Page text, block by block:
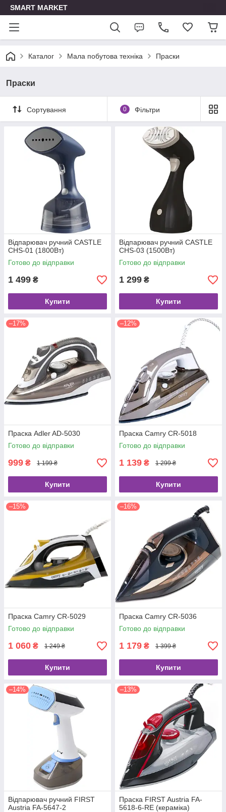
SMART MARKET
Каталог Мала побутова техніка Праски
Праски
Сортування 0 Фільтри
Відпарювач ручний CASTLE
CHS-01 (1800Вт)
Готово до відправки
1 499 ₴
Купити
Відпарювач ручний CASTLE
CHS-03 (1500Вт)
Готово до відправки
1 299 ₴
Купити
–17%
Праска Adler AD-5030
Готово до відправки
999 ₴ 1 199 ₴
Купити
–12%
Праска Camry CR-5018
Готово до відправки
1 139 ₴ 1 299 ₴
Купити
–15%
Праска Camry CR-5029
Готово до відправки
1 060 ₴ 1 249 ₴
Купити
–16%
Праска Camry CR-5036
Готово до відправки
1 179 ₴ 1 399 ₴
Купити
–14%
Відпарювач ручний FIRST
Austria FA-5647-2
–13%
Праска FIRST Austria FA-
5618-6-RE (кераміка)